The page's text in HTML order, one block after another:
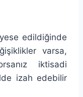
edildiğinde
varsa,
iktisadi
izah edebilir